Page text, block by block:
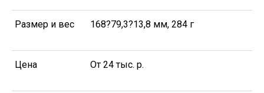
Размер и вес 168?79,3?13,8 мм, 284 г
Цена От 24 тыс. р.